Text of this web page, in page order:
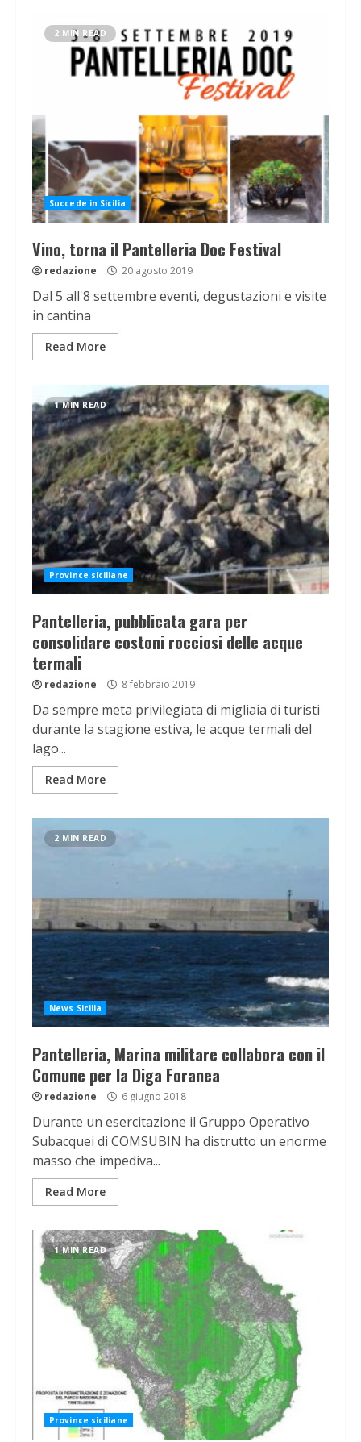
2 MIN READ
Succede in Sicilia
Vino, torna il Pantelleria Doc Festival
redazione 20 agosto 2019
Dal 5 all'8 settembre eventi, degustazioni e visite
in cantina
Read More
1 MIN READ
Province siciliane
Pantelleria, pubblicata gara per
consolidare costoni rocciosi delle acque
termali
redazione 8 febbraio 2019
Da sempre meta privilegiata di migliaia di turisti
durante la stagione estiva, le acque termali del
lago...
Read More
2 MIN READ
News Sicilia
Pantelleria, Marina militare collabora con il
Comune per la Diga Foranea
redazione 6 giugno 2018
Durante un esercitazione il Gruppo Operativo
Subacquei di COMSUBIN ha distrutto un enorme
masso che impediva...
Read More
1 MIN READ
Province siciliane